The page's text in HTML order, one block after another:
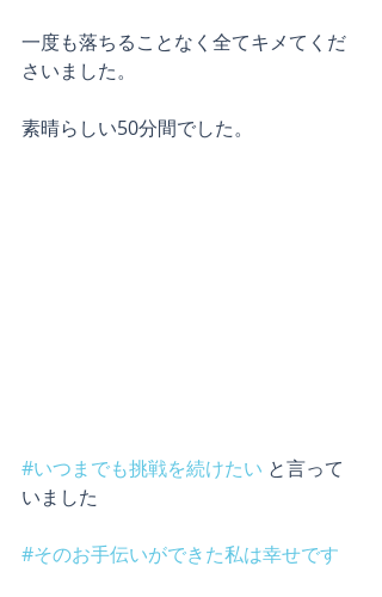
一度も落ちることなく全てキメてくだ
さいました。
素晴らしい50分間でした。
#いつまでも挑戦を続けたい と言って
いました
#そのお手伝いができた私は幸せです